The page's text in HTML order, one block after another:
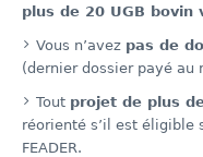
plus de 20 UGB bovin
Vous n’avez pasde
(dernier dossier payé au
Tout projet de plus
réorienté s’il est éligible
FEADER.